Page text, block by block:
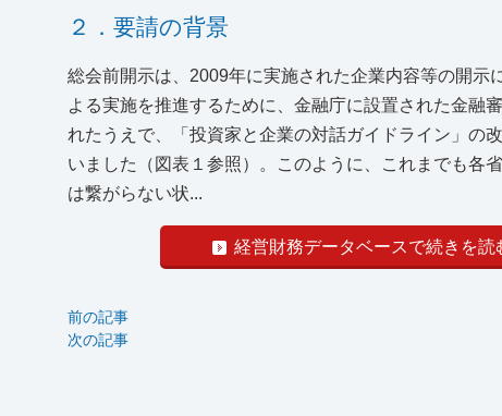
２．要請の背景
総会前開示は、2009年に実施された企業内容等の開
よる実施を推進するために、金融庁に設置された金融
れたうえで、「投資家と企業の対話ガイドライン」の
いました（図表１参照）。このように、これまでも各
は繋がらない状...
経営財務データベースで続きを読
前の記事
次の記事